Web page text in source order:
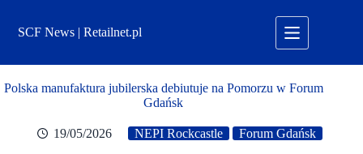
treściSCF News | Retailnet.pl
Polska manufaktura jubilerska debiutuje na Pomorzu w Forum
Gdańsk
19/05/2026 NEPI Rockcastle Forum Gdańsk